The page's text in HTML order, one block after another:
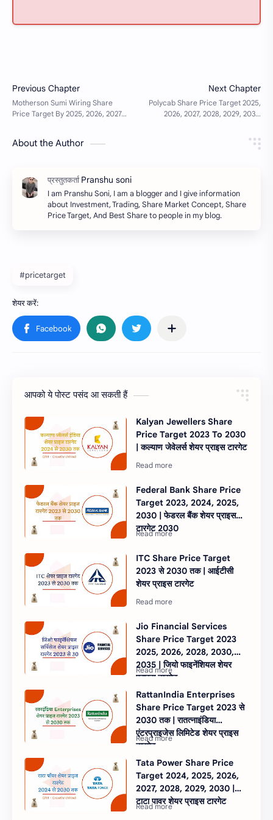
About the Author
I am Pranshu Soni, I am a blogger and I give information
about Investment, Trading, Share Market Concept, Share
Price Target, And Best Share to people in my blog.
#pricetarget
आपको ये पोस्ट पसंद आ सकती हैं
Kalyan Jewellers Share
Price Target 2023 To 2030
| कल्याण जेवेलर्स शेयर प्राइस टारगेट
Federal Bank Share Price
Target 2023, 2024, 2025,
2030 | फेडरल बैंक शेयर प्राइस
टारगेट 2030
ITC Share Price Target
2023 से 2030 तक | आईटीसी
शेयर प्राइस टारगेट
Jio Financial Services
Share Price Target 2023
2025, 2026, 2028, 2030,
2035 | जियो फाइनेंशियल शेयर
प्राइस टारगेट
RattanIndia Enterprises
Share Price Target 2023 से
2030 तक | रातत्नाइंडिया
एंटरप्राइजेस लिमिटेड शेयर प्राइस
टारगेट
Tata Power Share Price
Target 2024, 2025, 2026,
2027, 2028, 2029, 2030 |
टाटा पावर शेयर प्राइस टारगेट